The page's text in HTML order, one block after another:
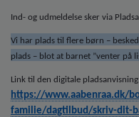
Ind- og udmeldelse sker via
Vi har plads til flere børn –
plads – blot at barnet ”venter på
Link til den digitale
https://www.aabenraa.dk/
familie/dagtilbud/skriv-dit-